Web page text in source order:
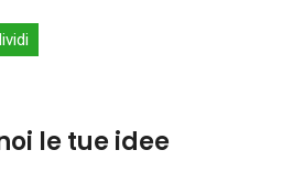
le tue idee